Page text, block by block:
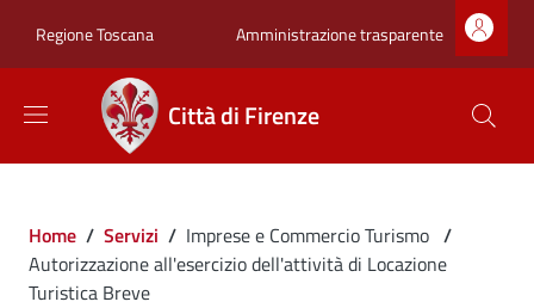
Regione Toscana Zona superiore
Amministrazione trasparente
Città di Firenze
Briciole di pane
Home / Servizi / Imprese e Commercio Turismo /
Autorizzazione all'esercizio dell'attività di Locazione
Turistica Breve